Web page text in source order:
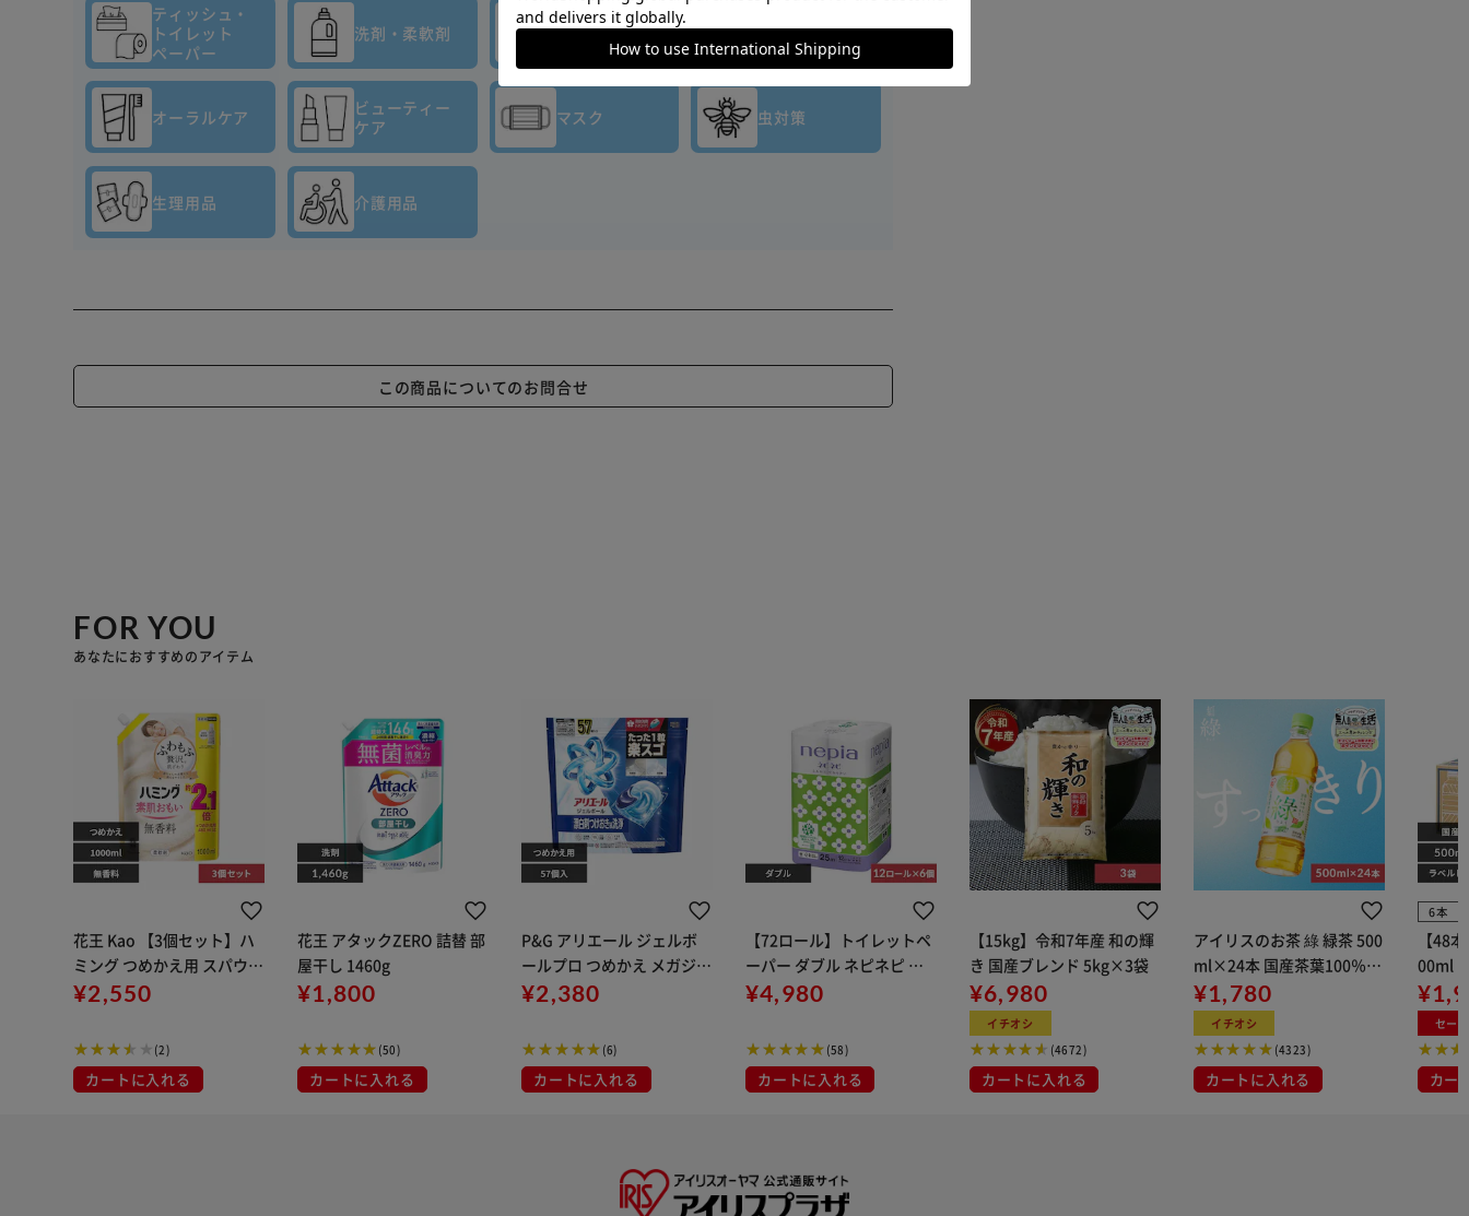
ティッシュ・
トイレット
ペーパー
洗剤・柔軟剤
キッチン
トイレ用品
オーラルケア
ビューティー
ケア
マスク 虫対策
生理用品 介護用品
この商品についてのお問合せ
FOR YOU
あなたにおすすめのアイテム
花王 Kao 【3個セット】ハ
ミング つめかえ用 スパウト
パウチ 1000ml 無香料
¥2,550
(2)
カートに入れる
花王 アタックZERO 詰替 部
屋干し 1460g
¥1,800
(50)
カートに入れる
P&G アリエール ジェルボ
ールプロ つめかえ メガジャ
ンボサイズ 57個入 単品
¥2,380
(6)
カートに入れる
【72ロール】トイレットペ
ーパー ダブル ネピネピ ネ
ピア
¥4,980
(58)
カートに入れる
【15kg】令和7年産 和の輝
き 国産ブレンド 5kg×3袋
¥6,980
イチオシ
(4672)
カートに入れる
アイリスのお茶 綠 緑茶 500
ml×24本 国産茶葉100％使
用
¥1,780
イチオシ
(4323)
カートに入れる
6本
【48
00ml
セール
カー